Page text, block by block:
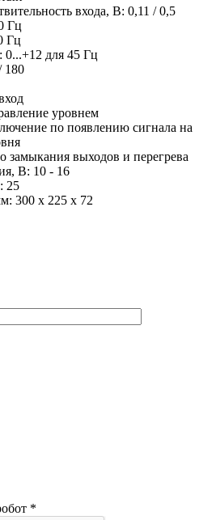
входа, В: 0,11 / 0,5
Гц
Гц
0...+12 для 45 Гц
180
уровнем
по появлению сигнала на
замыкания выходов и перегрева
В: 10 - 16
25
300 x 225 x 72
*